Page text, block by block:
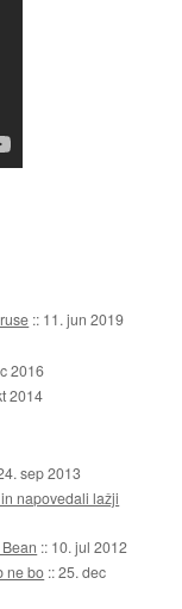
:: 11. jun 2019
2016
2014
sep 2013
napovedali lažji
:: 10. jul 2012
ne bo ::25. dec